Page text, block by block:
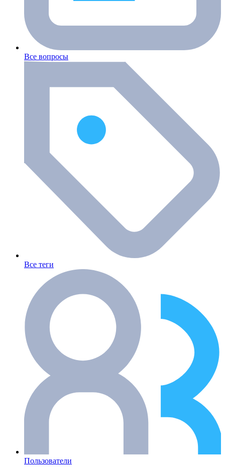
Все вопросы
Все теги
Пользователи